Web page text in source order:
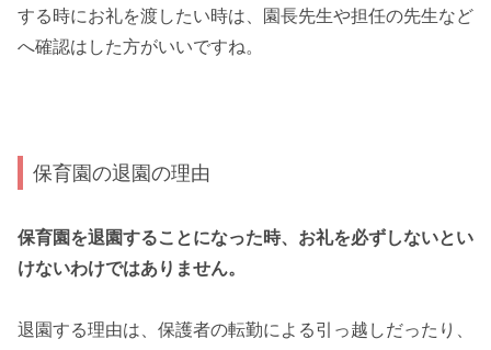
する時にお礼を渡したい時は、園長先生や担任の先生など
へ確認はした方がいいですね。
保育園の退園の理由
保育園を退園することになった時、お礼を必ずしないとい
けないわけではありません。
退園する理由は、保護者の転勤による引っ越しだったり、